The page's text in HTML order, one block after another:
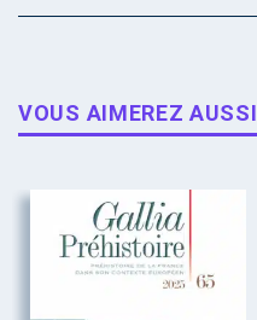
VOUS AIMEREZ AUSSI